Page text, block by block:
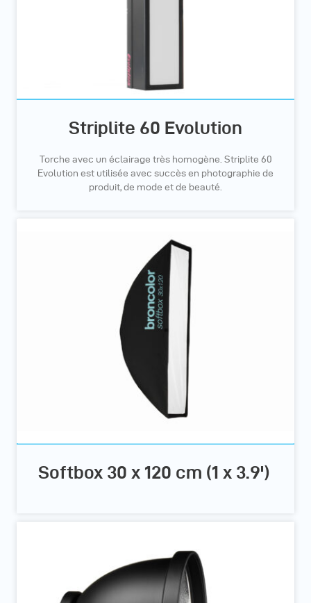
Striplite 60 Evolution
Torche avec un éclairage très homogène. Striplite 60
Evolution est utilisée avec succès en photographie de
produit, de mode et de beauté.
Softbox 30 x 120 cm (1 x 3.9')